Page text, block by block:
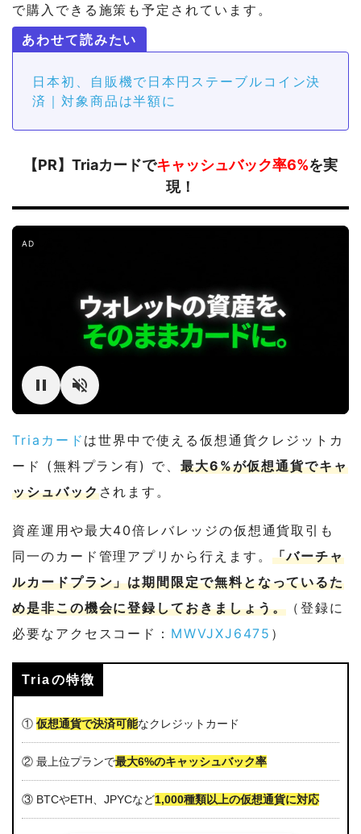
で購入できる施策も予定されています。
日本初、自販機で日本円ステーブルコイン決
済｜対象商品は半額に
【PR】Triaカードでキャッシュバック率6%を実
現！
AD
Triaカード は世界中で使える仮想通貨クレジットカ
ード (無料プラン有) で、 最大6%が仮想通貨でキャ
ッシュバックされます。
資産運用や最大40倍レバレッジの仮想通貨取引も
同一のカード管理アプリから行えます。 「バーチャ
ルカードプラン」は期間限定で無料となっているた
め是非この機会に登録しておきましょう。 （登録に
必要なアクセスコード： MWVJXJ6475 ）
Triaの特徴
① 仮想通貨で決済可能なクレジットカード
② 最上位プランで最大6%のキャッシュバック率
③ BTCやETH、JPYCなど1,000種類以上の仮想通貨に対応